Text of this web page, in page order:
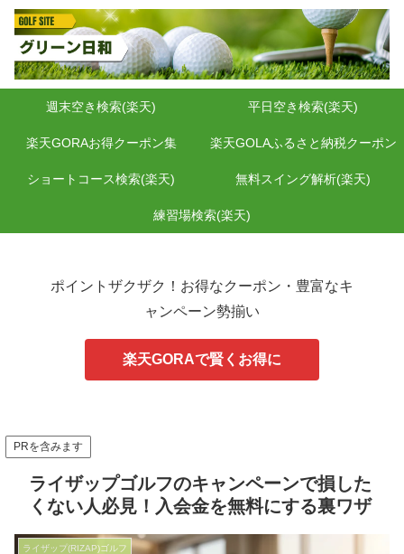
週末空き検索(楽天) 平日空き検索(楽天)
楽天GORAお得クーポン集 楽天GOLAふるさと納税クーポン
ショートコース検索(楽天) 無料スイング解析(楽天)
練習場検索(楽天)
ポイントザクザク！お得なクーポン・豊富なキ
ャンペーン勢揃い
楽天GORAで賢くお得に
PRを含みます
ライザップゴルフのキャンペーンで損した
くない人必見！入会金を無料にする裏ワザ
ライザップ(RIZAP)ゴルフ